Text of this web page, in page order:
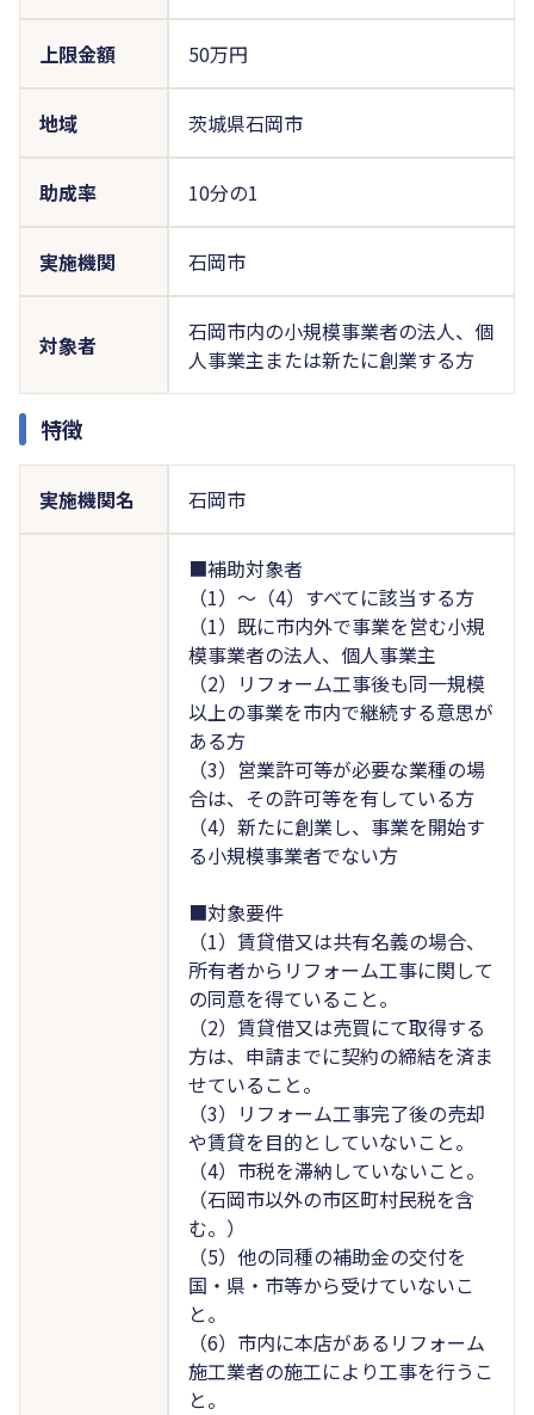
上限金額 50万円
地域 茨城県石岡市
助成率 10分の1
実施機関 石岡市
対象者
石岡市内の小規模事業者の法人、個
人事業主または新たに創業する方
特徴
実施機関名 石岡市
■補助対象者
（1）～（4）すべてに該当する方
（1）既に市内外で事業を営む小規
模事業者の法人、個人事業主
（2）リフォーム工事後も同一規模
以上の事業を市内で継続する意思が
ある方
（3）営業許可等が必要な業種の場
合は、その許可等を有している方
（4）新たに創業し、事業を開始す
る小規模事業者でない方
■対象要件
（1）賃貸借又は共有名義の場合、
所有者からリフォーム工事に関して
の同意を得ていること。
（2）賃貸借又は売買にて取得する
方は、申請までに契約の締結を済ま
せていること。
（3）リフォーム工事完了後の売却
や賃貸を目的としていないこと。
（4）市税を滞納していないこと。
（石岡市以外の市区町村民税を含
む。）
（5）他の同種の補助金の交付を
国・県・市等から受けていないこ
と。
（6）市内に本店があるリフォーム
施工業者の施工により工事を行うこ
と。